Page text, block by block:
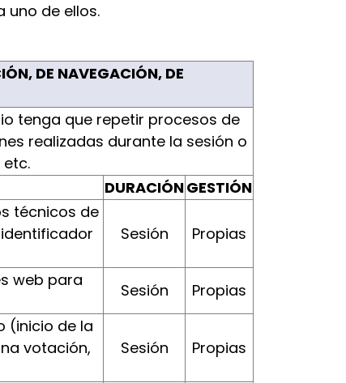
de ellos.
DE NAVEGACIÓN, DE
tenga que repetir procesos de
realizadas durante la sesión o
DURACIÓNGESTIÓN
técnicos de
Sesión Propias
web para
Sesión Propias
(inicio de la
votación,
Sesión Propias